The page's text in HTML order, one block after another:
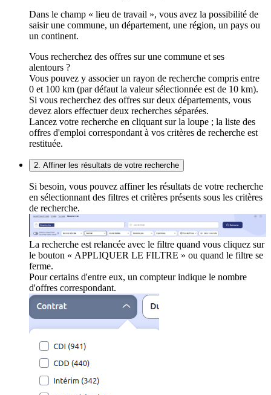
Dans le champ « lieu de travail », vous avez la possibilité de
saisir une commune, un département, une région, un pays ou
un continent.
Vous recherchez des offres sur une commune et ses
alentours ?
Vous pouvez y associer un rayon de recherche compris entre
0 et 100 km (par défaut la valeur sélectionnée est de 10 km).
Si vous recherchez des offres sur deux départements, vous
devez alors effectuer deux recherches séparées.
Lancez votre recherche en cliquant sur la loupe ; la liste des
offres d'emploi correspondant à vos critères de recherche est
restituée.
2. Affiner les résultats de votre recherche
Si besoin, vous pouvez affiner les résultats de votre recherche
en sélectionnant des filtres et critères présents sous les critères
de recherche.
La recherche est relancée avec le filtre quand vous cliquez sur
le bouton « APPLIQUER LE FILTRE » ou quand le filtre se
ferme.
Pour certains d'entre eux, un compteur indique le nombre
d'offres correspondant.